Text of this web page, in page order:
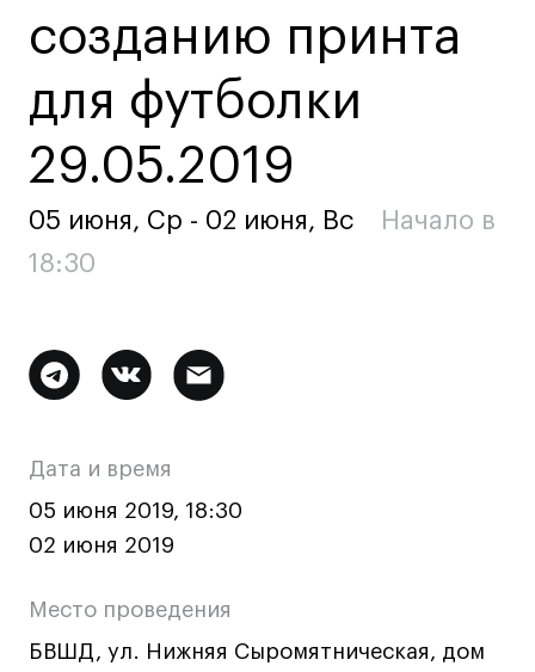
Иллюстрация
Современное искусство
Мода и стиль
Ювелирный дизайн
Фотография и видео
Промышленный и предметный дизайн
Подготовительные курсы и творческое
развитие
ИЗО и Керамика
Ландшафтный дизайн
Все программы
Онлайн-программы
созданию принта
для футболки
29.05.2019
05 июня, Ср - 02 июня, Вс
Начало в
18:30
Дополнительная
о
мероприятии
Дата и время
05 июня 2019, 18:30
02 июня 2019
Место проведения
БВШД, ул. Нижняя Сыромятническая, дом